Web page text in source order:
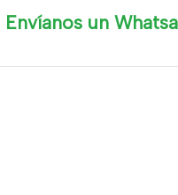
Envíanos un